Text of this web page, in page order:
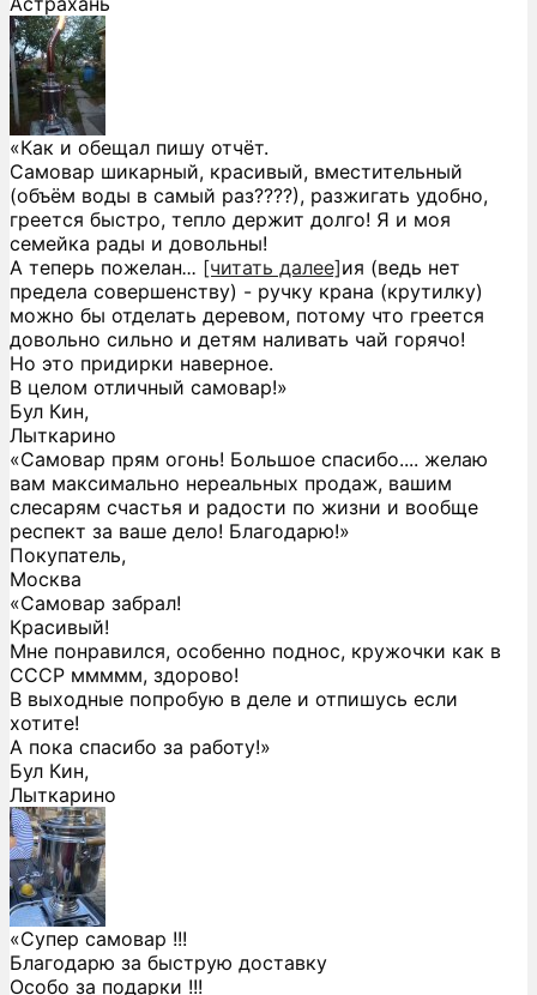
«Как и обещал пишу отчёт.
Самовар шикарный, красивый, вместительный
(объём воды в самый раз????), разжигать удобно,
греется быстро, тепло держит долго! Я и моя
семейка рады и довольны!
А теперь пожелан... [читать далее]ия (ведь нет
предела совершенству) - ручку крана (крутилку)
можно бы отделать деревом, потому что греется
довольно сильно и детям наливать чай горячо!
Но это придирки наверное.
В целом отличный самовар!»
Бул Кин,
Лыткарино
«Самовар прям огонь! Большое спасибо.... желаю
вам максимально нереальных продаж, вашим
слесарям счастья и радости по жизни и вообще
респект за ваше дело! Благодарю!»
Покупатель,
Москва
«Самовар забрал!
Красивый!
Мне понравился, особенно поднос, кружочки как в
СССР ммммм, здорово!
В выходные попробую в деле и отпишусь если
хотите!
А пока спасибо за работу!»
Бул Кин,
Лыткарино
«Супер самовар !!!
Благодарю за быструю доставку
Особо за подарки !!!